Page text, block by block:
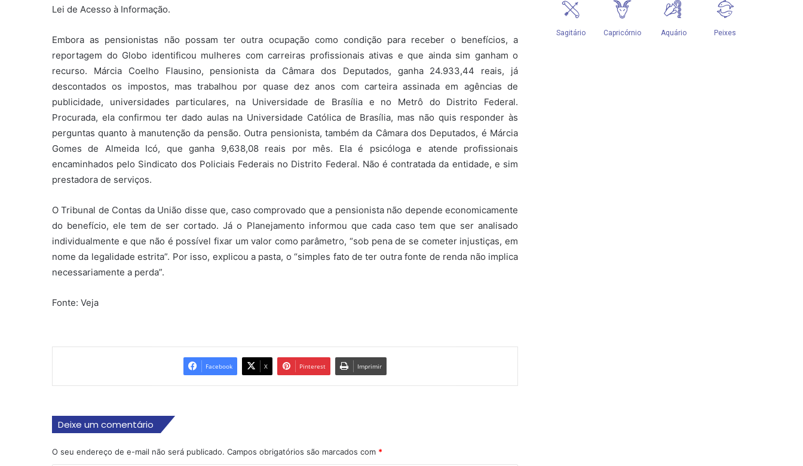
Lei de Acesso à Informação.
Embora as pensionistas não possam ter outra ocupação como condição para receber o benefícios, a
reportagem do Globo identificou mulheres com carreiras profissionais ativas e que ainda sim ganham o
recurso. Márcia Coelho Flausino, pensionista da Câmara dos Deputados, ganha 24.933,44 reais, já
descontados os impostos, mas trabalhou por quase dez anos com carteira assinada em agências de
publicidade, universidades particulares, na Universidade de Brasília e no Metrô do Distrito Federal.
Procurada, ela confirmou ter dado aulas na Universidade Católica de Brasília, mas não quis responder às
perguntas quanto à manutenção da pensão. Outra pensionista, também da Câmara dos Deputados, é Márcia
Gomes de Almeida Icó, que ganha 9,638,08 reais por mês. Ela é psicóloga e atende profissionais
encaminhados pelo Sindicato dos Policiais Federais no Distrito Federal. Não é contratada da entidade, e sim
prestadora de serviços.
O Tribunal de Contas da União disse que, caso comprovado que a pensionista não depende economicamente
do benefício, ele tem de ser cortado. Já o Planejamento informou que cada caso tem que ser analisado
individualmente e que não é possível fixar um valor como parâmetro, “sob pena de se cometer injustiças, em
nome da legalidade estrita”. Por isso, explicou a pasta, o “simples fato de ter outra fonte de renda não implica
necessariamente a perda”.
Fonte: Veja
Facebook X Pinterest Imprimir
Deixe um comentário
O seu endereço de e-mail não será publicado. Campos obrigatórios são marcados com *